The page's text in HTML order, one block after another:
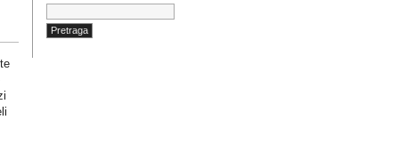
Pretraga: